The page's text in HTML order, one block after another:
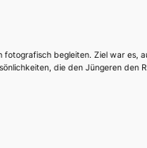
begleiten. Ziel war
die den Jüngeren den